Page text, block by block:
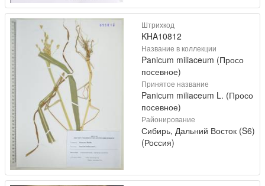
Штрихкод
KHA10812
Название в коллекции
Panicum miliaceum (Просо
посевное)
Принятое название
Panicum miliaceum L. (Просо
посевное)
Районирование
Сибирь, Дальний Восток (S6)
(Россия)